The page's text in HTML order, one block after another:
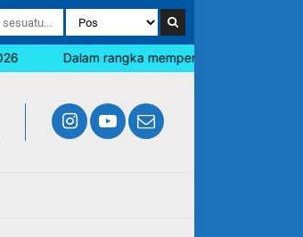
Dalam rangka memperingati Hari Jadi